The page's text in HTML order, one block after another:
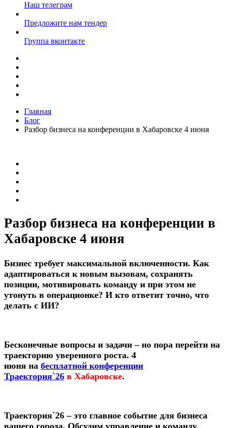
Наш телеграм
Предложите нам тендер
Группа вконтакте
Главная
Блог
Разбор бизнеса на конференции в Хабаровске 4 июня
Разбор бизнеса на конференции в
Хабаровске 4 июня
Бизнес требует максимальной включенности. Как
адаптироваться к новым вызовам, сохранять
позиции, мотивировать команду и при этом не
утонуть в операционке? И кто ответит точно, что
делать с ИИ?
Бесконечные вопросы и задачи – но пора перейти на
траекторию уверенного роста. 4
июня на бесплатной конференции
Траектория`26 в Хабаровске.
Траектория`26 – это главное событие для бизнеса
вашего города. Обсудим управление и команду,